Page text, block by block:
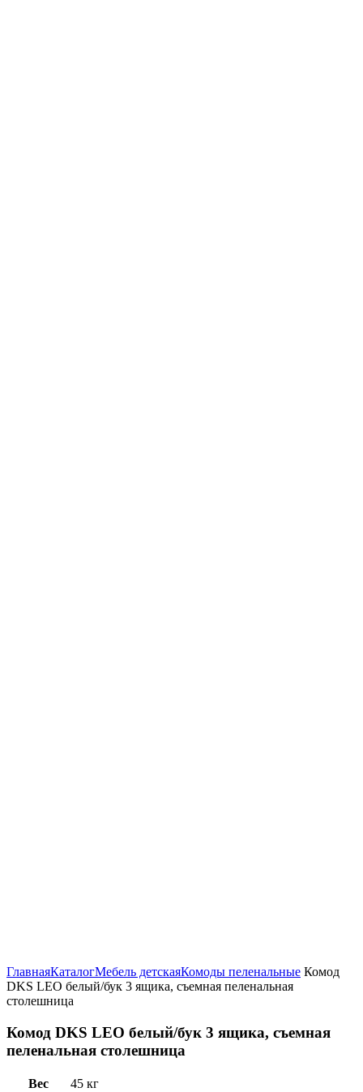
ГлавнаяКаталогМебель детскаяКомоды пеленальные Комод
DKS LEO белый/бук 3 ящика, съемная пеленальная
столешница
Комод DKS LEO белый/бук 3 ящика, съемная
пеленальная столешница
Вес
45 кг